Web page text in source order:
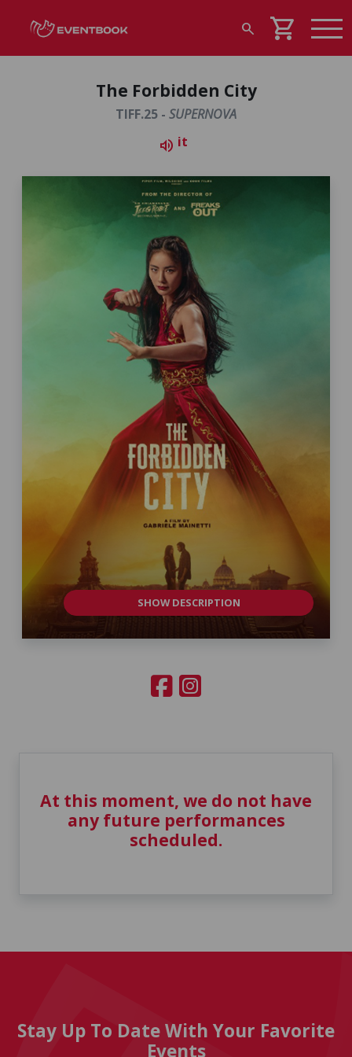
search shopping_cart
The Forbidden City
TIFF.25 - SUPERNOVA
volume_up it
SHOW DESCRIPTION
At this moment, we do not have
any future performances
scheduled.
Stay Up To Date With Your Favorite
Events